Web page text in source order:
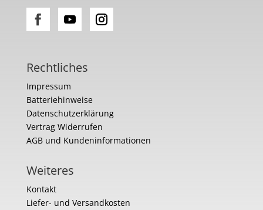
Rechtliches
Impressum
Batteriehinweise
Datenschutzerklärung
Vertrag Widerrufen
AGB und Kundeninformationen
Weiteres
Kontakt
Liefer- und Versandkosten